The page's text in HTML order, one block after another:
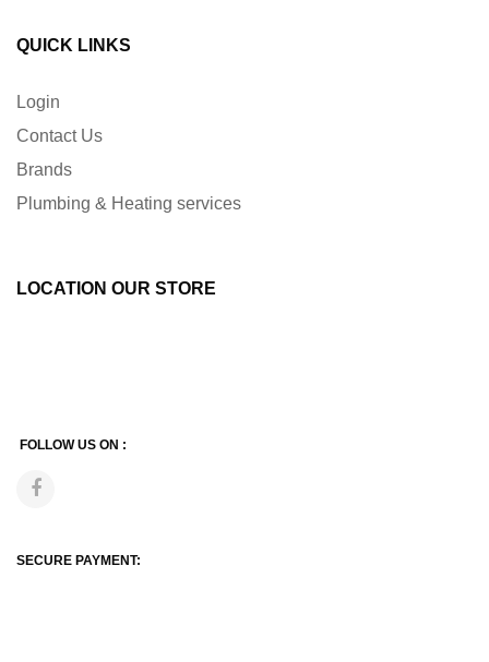
QUICK LINKS
Login
Contact Us
Brands
Plumbing & Heating services
LOCATION OUR STORE
FOLLOW US ON :
SECURE PAYMENT: